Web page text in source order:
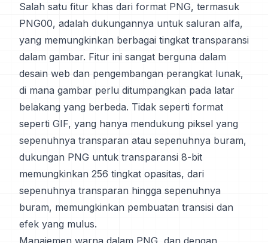
Salah satu fitur khas dari format PNG, termasuk
PNG00, adalah dukungannya untuk saluran alfa,
yang memungkinkan berbagai tingkat transparansi
dalam gambar. Fitur ini sangat berguna dalam
desain web dan pengembangan perangkat lunak,
di mana gambar perlu ditumpangkan pada latar
belakang yang berbeda. Tidak seperti format
seperti GIF, yang hanya mendukung piksel yang
sepenuhnya transparan atau sepenuhnya buram,
dukungan PNG untuk transparansi 8-bit
memungkinkan 256 tingkat opasitas, dari
sepenuhnya transparan hingga sepenuhnya
buram, memungkinkan pembuatan transisi dan
efek yang mulus.
Manajemen warna dalam PNG, dan dengan